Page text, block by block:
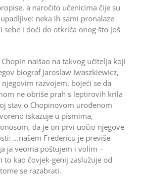
a naročito učenicima čije su
neka ih sami pronalaze
sebe i doći do otkrića onog što još
Chopin naišao na takvog učitelja koji
biograf Jaroslaw Iwaszkiewicz,
razvojem, bojeći se da
ne obriše prah s leptirovih krila
stav o Chopinovom urođenom
iskazuje u pismima,
da je on prvi uočio njegove
…našem Fredericu je previše
ja veoma poštujem i volim –
kao čovjek-genij zaslužuje od
se razabrati.